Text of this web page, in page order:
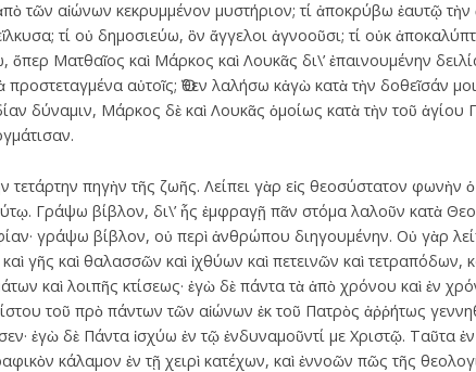
τῶν αἰώνων κεκρυμμένον μυστήριον; τί ἀποκρύβω ἑαυτῷ
τί οὐ δημοσιεύω, ὃν ἄγγελοι ἀγνοοῦσι; τί οὐκ
ὅπερ Ματθαῖος καὶ Μάρκος καὶ Λουκᾶς δι\’ ἐπαινουμένην
αὐτοῖς; Ὅθεν λαλήσω κἀγὼ κατὰ τὴν δοθεῖσάν
δύναμιν, Μάρκος δὲ καὶ Λουκᾶς ὁμοίως κατὰ τὴν τοῦ ἁγίου
πηγὴν τῆς ζωῆς. Λείπει γὰρ εἰς θεοσύστατον φωνὴν
Γράψω βίβλον, δι\’ ἧς ἐμφραγῇ πᾶν στόμα λαλοῦν κατὰ
γράψω βίβλον, οὐ περὶ ἀνθρώπου διηγουμένην. Οὐ γὰρ
γῆς καὶ θαλασσῶν καὶ ἰχθύων καὶ πετεινῶν καὶ τετραπόδων,
καὶ λοιπῆς κτίσεως· ἐγὼ δὲ πάντα τὰ ἀπὸ χρόνου καὶ ἐν
τοῦ πρὸ πάντων τῶν αἰώνων ἐκ τοῦ Πατρὸς ἀῤῥήτως
ἐγὼ δὲ Πάντα ἰσχύω ἐν τῷ ἐνδυναμοῦντί με Χριστῷ. Ταῦτα
κάλαμον ἐν τῇ χειρὶ κατέχων, καὶ ἐννοῶν πῶς τῆς